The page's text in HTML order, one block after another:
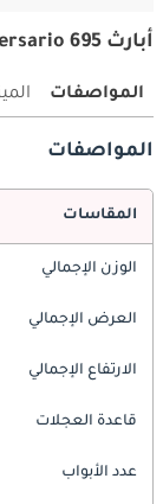
أبارث 695 1.4T 70th Anniversario المواصفات والميزات
المواصفات
المواصفات
المقاسات
الوزن الإجمالي
العرض الإجمالي
الارتفاع الإجمالي
قاعدة العجلات
عدد الأبواب